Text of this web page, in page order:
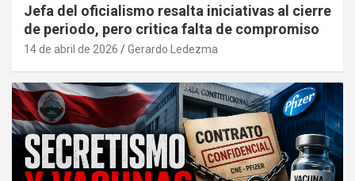
Jefa del oficialismo resalta iniciativas al cierre
de periodo, pero critica falta de compromiso
14 de abril de 2026 Gerardo Ledezma